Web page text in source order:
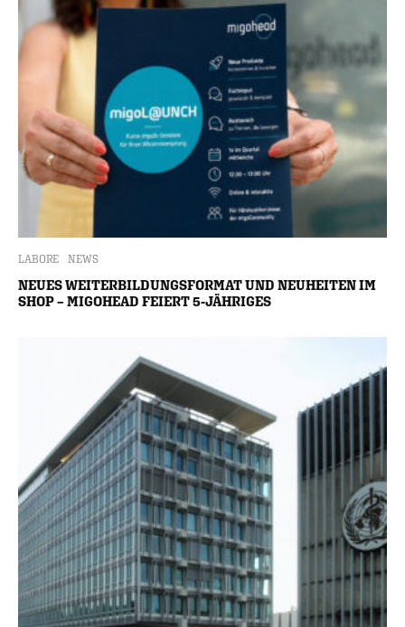
LABORE NEWS
NEUES WEITERBILDUNGSFORMAT UND NEUHEITEN IM
SHOP – MIGOHEAD FEIERT 5-JÄHRIGES